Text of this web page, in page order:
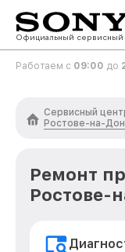
Официальный сервисный
Работаем с 09:00 до
Сервисный
Ростове-на-
Ремонт
Ростове-